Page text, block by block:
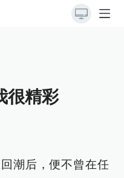
很精彩
潮后，便不曾在任